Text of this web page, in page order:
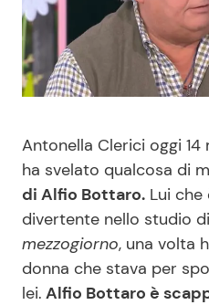
News Spettacolo
Benessere
Moda e Style
Mondo Mamma
News benessere
Antonella Clerici oggi
ha svelato qualcosa di
di Alfio Bottaro. Lui
divertente nello studio di
mezzogiorno, una volta
donna che stava per
lei. Alfio Bottaro è